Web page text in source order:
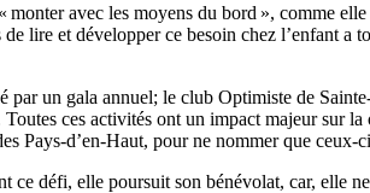
monter avec les moyens du bord », comme
lire et développer ce besoin chez l’enfant a
un gala annuel; le club Optimiste de
ces activités ont un impact majeur sur
Pays-d’en-Haut, pour ne nommer que ceux-
ce défi, elle poursuit son bénévolat, car, elle